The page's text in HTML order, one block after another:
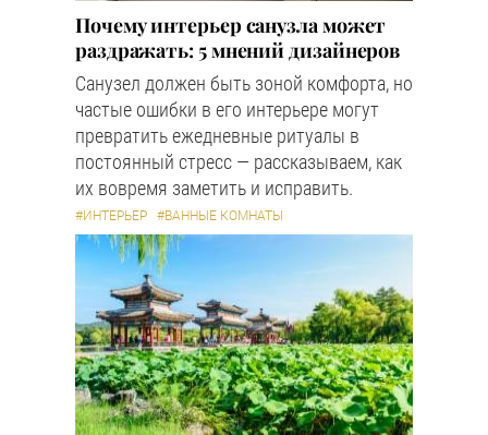
Почему интерьер санузла может
раздражать: 5 мнений дизайнеров
Санузел должен быть зоной комфорта, но
частые ошибки в его интерьере могут
превратить ежедневные ритуалы в
постоянный стресс — рассказываем, как
их вовремя заметить и исправить.
#ИНТЕРЬЕР #ВАННЫЕ КОМНАТЫ